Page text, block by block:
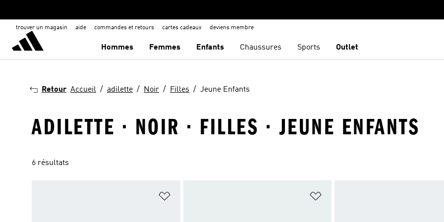
trouver un magasin aide commandes et retours cartes cadeaux deviens membre
Hommes Femmes Enfants Chaussures Sports Outlet
Retour Accueil adilette Noir Filles Jeune Enfants
ADILETTE · NOIR · FILLES · JEUNE ENFANTS
6 résultats